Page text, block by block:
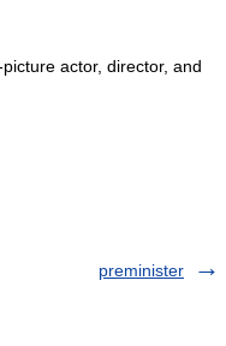
picture actor, director, and
preminister